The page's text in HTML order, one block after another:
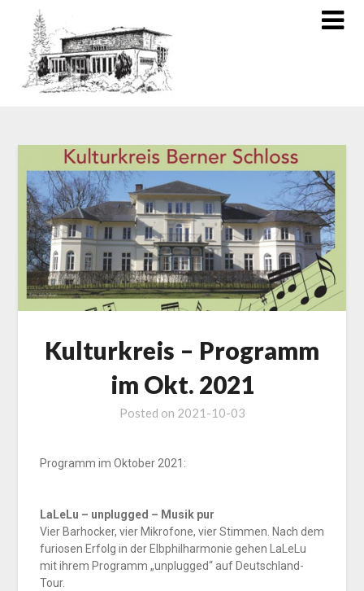
Kulturkreis – Programm
im Okt. 2021
Posted on 2021-10-03
Programm im Oktober 2021:
LaLeLu – unplugged – Musik pur
Vier Barhocker, vier Mikrofone, vier Stimmen. Nach dem
furiosen Erfolg in der Elbphilharmonie gehen LaLeLu
mit ihrem Programm „unplugged“ auf Deutschland-
Tour.